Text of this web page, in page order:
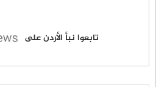
تابعوا نبأ الأردن على